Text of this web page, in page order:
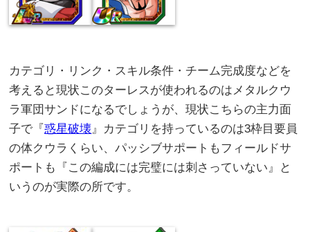
カテゴリ・リンク・スキル条件・チーム完成度などを
考えると現状このターレスが使われるのはメタルクウ
ラ軍団サンドになるでしょうが、現状こちらの主力面
子で『惑星破壊』カテゴリを持っているのは3枠目要員
の体クウラくらい、パッシブサポートもフィールドサ
ポートも『この編成には完璧には刺さっていない』と
いうのが実際の所です。